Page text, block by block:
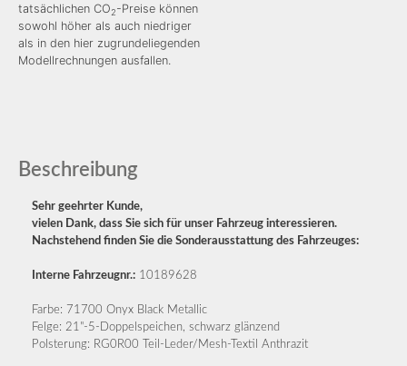
tatsächlichen CO2-Preise können
sowohl höher als auch niedriger
als in den hier zugrundeliegenden
Modellrechnungen ausfallen.
Beschreibung
Sehr geehrter Kunde,
vielen Dank, dass Sie sich für unser Fahrzeug interessieren.
Nachstehend finden Sie die Sonderausstattung des Fahrzeuges:
Interne Fahrzeugnr.: 10189628
Farbe: 71700 Onyx Black Metallic
Felge: 21"-5-Doppelspeichen, schwarz glänzend
Polsterung: RG0R00 Teil-Leder/Mesh-Textil Anthrazit